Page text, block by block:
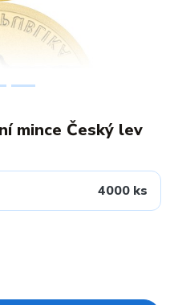
mince Český lev
4000 ks